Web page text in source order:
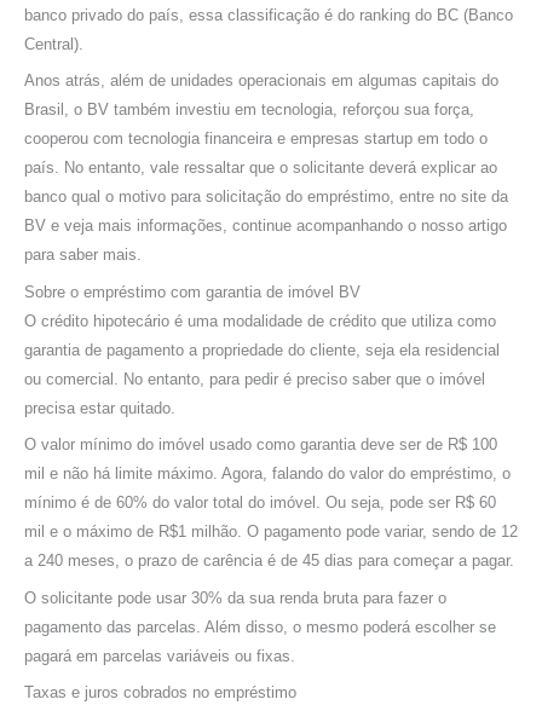
banco privado do país, essa classificação é do ranking do BC (Banco
Central).
Anos atrás, além de unidades operacionais em algumas capitais do
Brasil, o BV também investiu em tecnologia, reforçou sua força,
cooperou com tecnologia financeira e empresas startup em todo o
país. No entanto, vale ressaltar que o solicitante deverá explicar ao
banco qual o motivo para solicitação do empréstimo, entre no site da
BV e veja mais informações, continue acompanhando o nosso artigo
para saber mais.
Sobre o empréstimo com garantia de imóvel BV
O crédito hipotecário é uma modalidade de crédito que utiliza como
garantia de pagamento a propriedade do cliente, seja ela residencial
ou comercial. No entanto, para pedir é preciso saber que o imóvel
precisa estar quitado.
O valor mínimo do imóvel usado como garantia deve ser de R$ 100
mil e não há limite máximo. Agora, falando do valor do empréstimo, o
mínimo é de 60% do valor total do imóvel. Ou seja, pode ser R$ 60
mil e o máximo de R$1 milhão. O pagamento pode variar, sendo de 12
a 240 meses, o prazo de carência é de 45 dias para começar a pagar.
O solicitante pode usar 30% da sua renda bruta para fazer o
pagamento das parcelas. Além disso, o mesmo poderá escolher se
pagará em parcelas variáveis ou fixas.
Taxas e juros cobrados no empréstimo